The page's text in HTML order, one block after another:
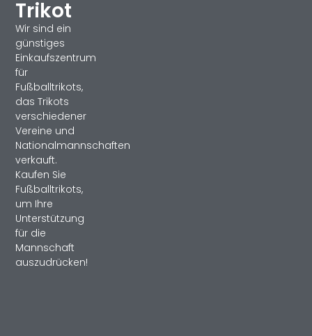
Trikot
Wir sind ein
günstiges
Einkaufszentrum
für
Fußballtrikots,
das Trikots
verschiedener
Vereine und
Nationalmannschaften
verkauft.
Kaufen Sie
Fußballtrikots,
um Ihre
Unterstützung
für die
Mannschaft
auszudrücken!